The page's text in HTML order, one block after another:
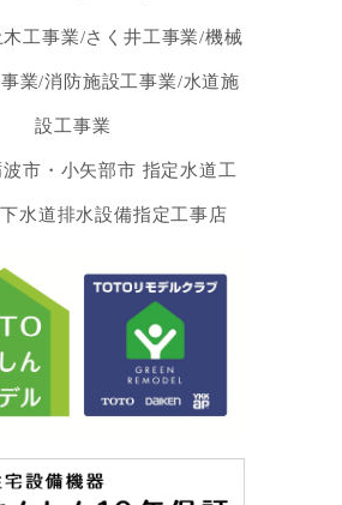
工事業/さく井工事業/機械
業/消防施設工事業/水道施
設工事業
市・小矢部市 指定水道工
水道排水設備指定工事店